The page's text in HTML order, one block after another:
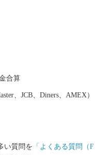
合算
、JCB、Diners、AMEX）
い質問を 「よくある質問（F